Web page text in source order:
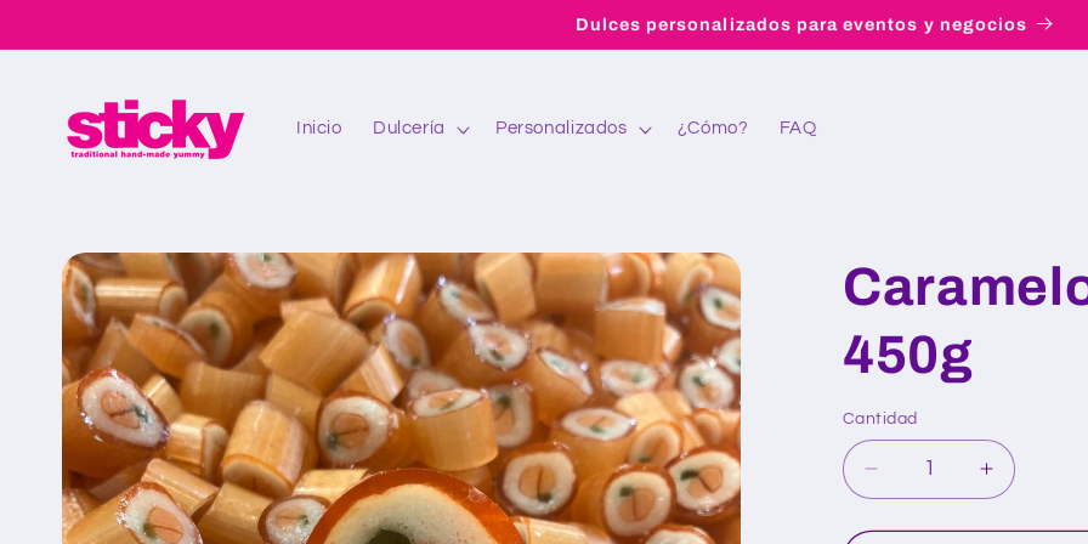
al contenido
Dulces personalizados para eventos y negocios
Inicio Dulcería Personalizados ¿Cómo? FAQ
directamente
a la
información
del producto
450g
Cantidad
Reducir
cantidad
para
Aumentar
cantidad
para